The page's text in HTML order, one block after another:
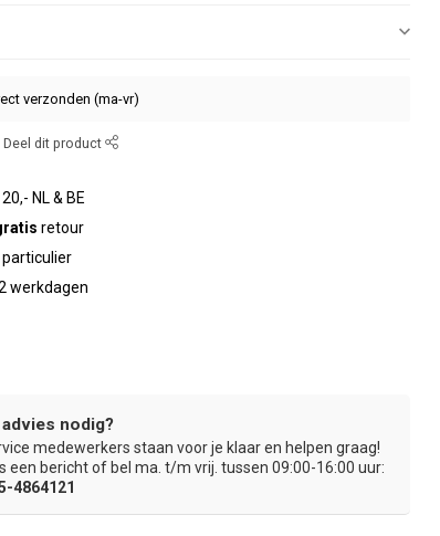
verzonden (ma-vr)
Deel dit product
NL & BE
retour
werkdagen
en krimparm Ideaal voor gevoelige hoofdhuid
nodig?
medewerkers staan voor je klaar en helpen graag!
een bericht of bel ma. t/m vrij. tussen 09:00-16:00 uur:
4864121